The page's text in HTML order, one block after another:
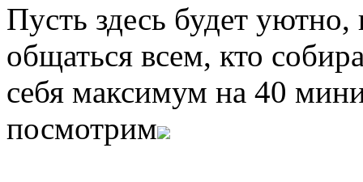
Пусть здесь будет
общаться всем, кто
себя максимум на 40
посмотрим